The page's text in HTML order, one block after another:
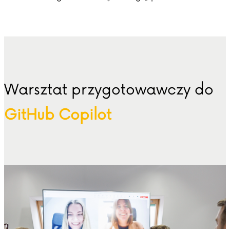
Warsztat przygotowawczy do
GitHub Copilot